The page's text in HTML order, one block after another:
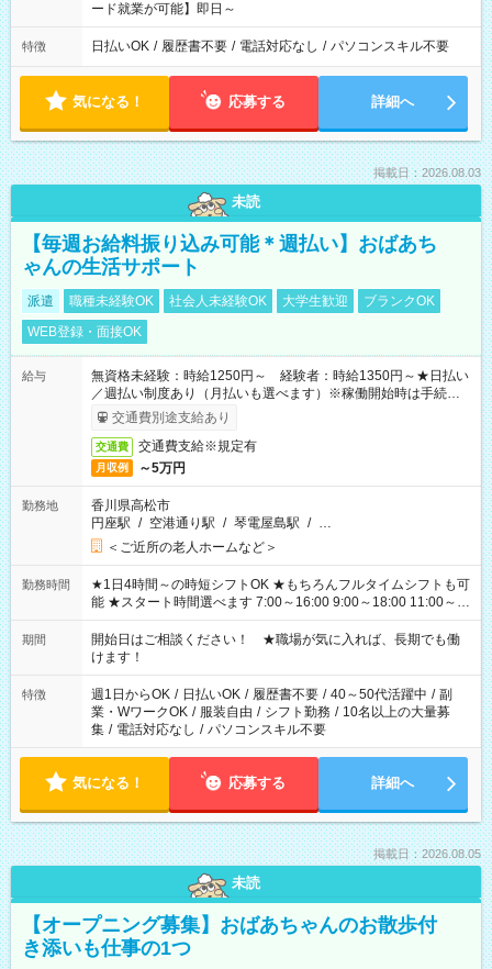
ード就業が可能】即日～
特徴 日払いOK / 履歴書不要 / 電話対応なし / パソコンスキル不要
気になる！ 応募する 詳細へ
掲載日：2026.08.03
未読
【毎週お給料振り込み可能＊週払い】おばあち
ゃんの生活サポート
派遣 職種未経験OK 社会人未経験OK 大学生歓迎
ブランクOK
WEB登録・面接OK
給与
無資格未経験：時給1250円～ 経験者：時給1350円～★日払い
／週払い制度あり（月払いも選べます）※稼働開始時は手続き完
了次第のお支払いとなります。
交通費別途支給あり
交通費 交通費支給※規定有
月収例 ～5万円
勤務地
香川県高松市
円座駅 / 空港通り駅 / 琴電屋島駅 / …
＜ご近所の老人ホームなど＞
勤務時間
★1日4時間～の時短シフトOK ★もちろんフルタイムシフトも可
能 ★スタート時間選べます 7:00～16:00 9:00～18:00 11:00～
20:00 など 残業なし！ ※Wワークの場合、他のお仕事と合わせ
週40時間超の就業はご案内できません ※法令に基づき、週20時
間以上勤務は社会保険への加入対象となります ※労働者派遣法
（日雇い派遣の原則禁止）により、短時間・短期間の就業はご
案内が難しい場合があります
期間
開始日はご相談ください！ ★職場が気に入れば、長期でも働
けます！
特徴 週1日からOK / 日払いOK / 履歴書不要 / 40～50代活躍中 / 副
業・WワークOK / 服装自由 / シフト勤務 / 10名以上の大量募
集 / 電話対応なし / パソコンスキル不要
気になる！ 応募する 詳細へ
掲載日：2026.08.05
未読
【オープニング募集】おばあちゃんのお散歩付
き添いも仕事の1つ